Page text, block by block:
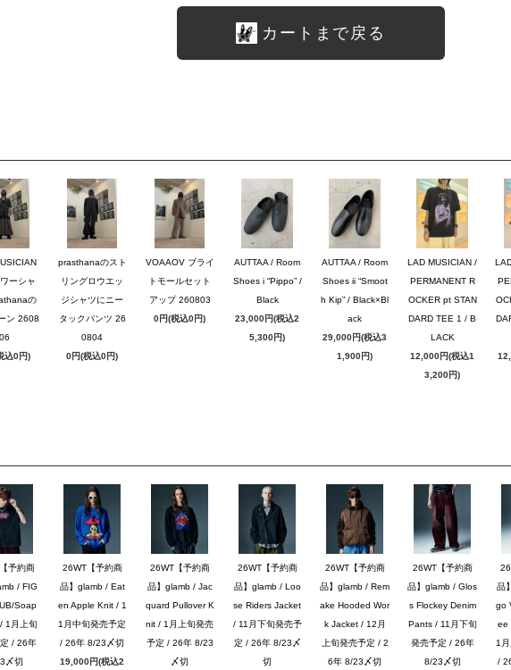
カートまで戻る
ーシャ
の
ン 2608
06
込0円)
prasthanaのスト
リングロウエッ
ジシャツにニー
タックパンツ 26
0804
0円(税込0円)
VOAAOV ブライ
トモールセット
アップ 260803
0円(税込0円)
AUTTAA / Room
Shoes i “Pippo” /
Black
23,000円(税込2
5,300円)
AUTTAA / Room
Shoes ii “Smoot
h Kip” / Black×Bl
ack
29,000円(税込3
1,900円)
LAD MUSICIAN /
PERMANENT R
OCKER pt STAN
DARD TEE 1 / B
LACK
12,000円(税込1
3,200円)
予約商
/ FIG
Soap
1月上旬
/ 26年
〆切
26WT【予約商
品】glamb / Eat
en Apple Knit / 1
1月中旬発売予定
/ 26年 8/23〆切
19,000円(税込2
26WT【予約商
品】glamb / Jac
quard Pullover K
nit / 1月上旬発売
予定 / 26年 8/23
〆切
26WT【予約商
品】glamb / Loo
se Riders Jacket
/ 11月下旬発売予
定 / 26年 8/23〆
切
26WT【予約商
品】glamb / Rem
ake Hooded Wor
k Jacket / 12月
上旬発売予定 / 2
6年 8/23〆切
26WT【予約商
品】glamb / Glos
s Flockey Denim
Pants / 11月下旬
発売予定 / 26年
8/23〆切
品
go
ee
1
/